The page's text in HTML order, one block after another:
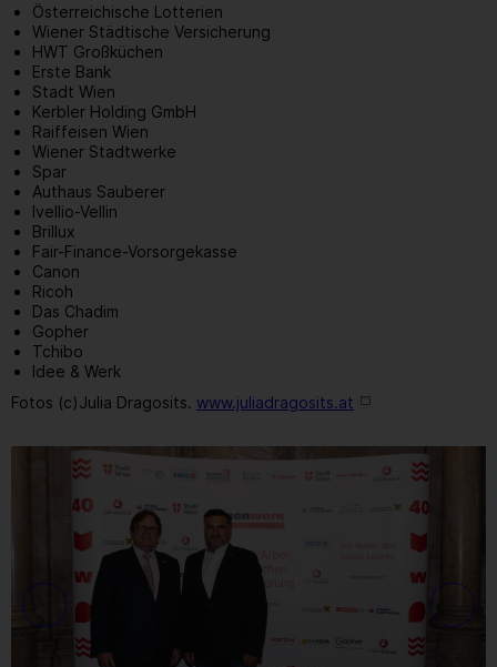
Österreichische Lotterien
Wiener Städtische Versicherung
HWT Großküchen
Erste Bank
Stadt Wien
Kerbler Holding GmbH
Raiffeisen Wien
Wiener Stadtwerke
Spar
Authaus Sauberer
Ivellio-Vellin
Brillux
Fair-Finance-Vorsorgekasse
Canon
Ricoh
Das Chadim
Gopher
Tchibo
Idee & Werk
Fotos (c)Julia Dragosits. www.juliadragosits.at